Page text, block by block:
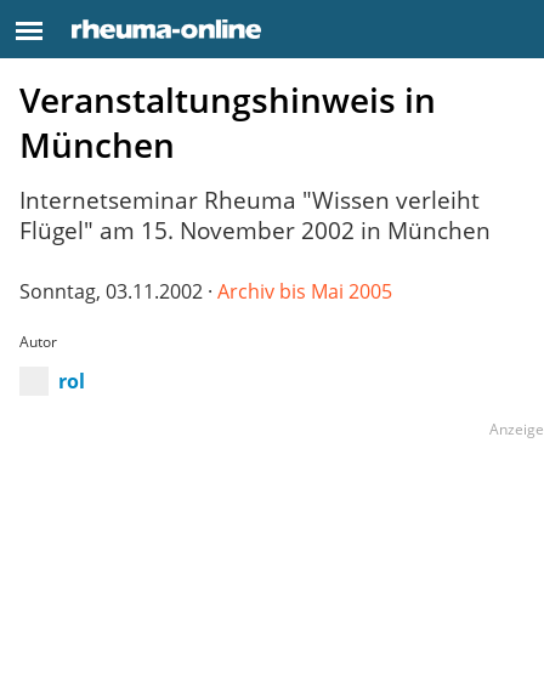
Veranstaltungshinweis in
München
Internetseminar Rheuma "Wissen verleiht
Flügel" am 15. November 2002 in München
Sonntag, 03.11.2002 · Archiv bis Mai 2005
Autor
rol